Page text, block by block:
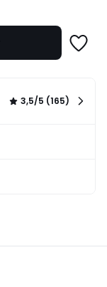
3,5/5 (165)